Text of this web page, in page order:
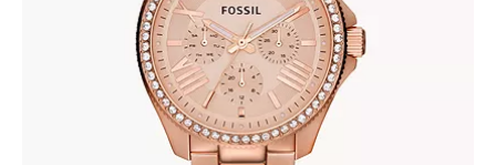
FOSSIL AM4483
380.00 KM